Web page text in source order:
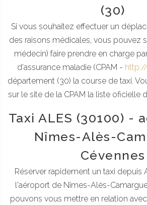
(30)
Si vous souhaitez effectuer un
des raisons médicales, vous pouvez
médecin) faire prendre en charge
d'assurance maladie (CPAM -
département (30) la course de taxi.
sur le site de la CPAM la liste oficielle
Taxi ALES (30100) -
Nîmes-Alès-
Cévennes
Réserver rapidement un taxi depuis
l'aéroport de Nîmes-Alès-
pouvons vous mettre en relation